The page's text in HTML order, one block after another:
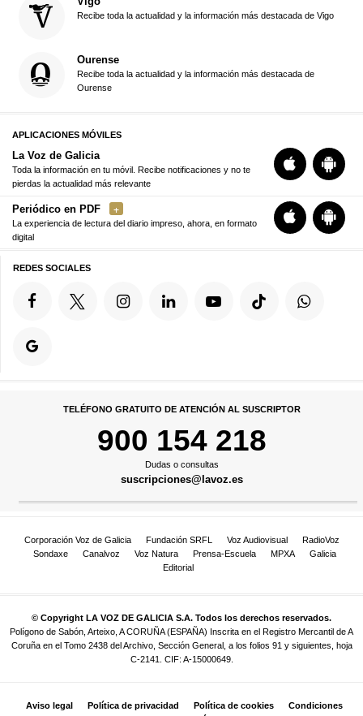
Recibe toda la actualidad y la información más destacada de Vigo
Ourense
Recibe toda la actualidad y la información más destacada de
Ourense
APLICACIONES MÓVILES
La Voz de Galicia
Toda la información en tu móvil. Recibe notificaciones y no te
pierdas la actualidad más relevante
Periódico en PDF
La experiencia de lectura del diario impreso, ahora, en formato
digital
REDES SOCIALES
TELÉFONO GRATUITO DE ATENCIÓN AL SUSCRIPTOR
900 154 218
Dudas o consultas
suscripciones@lavoz.es
Corporación Voz de Galicia Fundación SRFL Voz Audiovisual
RadioVoz
Sondaxe
Canalvoz Voz Natura Prensa-Escuela MPXA
Galicia
Editorial
© Copyright LA VOZ DE GALICIA S.A. Todos los derechos reservados.
Polígono de Sabón, Arteixo, A CORUÑA (ESPAÑA) Inscrita en el Registro Mercantil de A
Coruña en el Tomo 2438 del Archivo, Sección General, a los folios 91 y siguientes, hoja
C-2141. CIF: A-15000649.
Aviso legal Política de privacidad Política de cookies
Condiciones